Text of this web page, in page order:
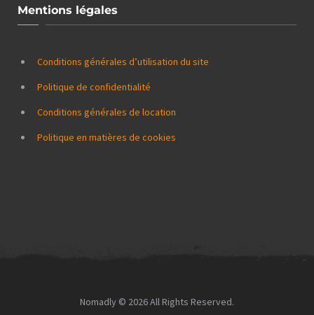
Mentions légales
Conditions générales d’utilisation du site
Politique de confidentialité
Conditions générales de location
Politique en matières de cookies
Nomadly © 2026 All Rights Reserved.